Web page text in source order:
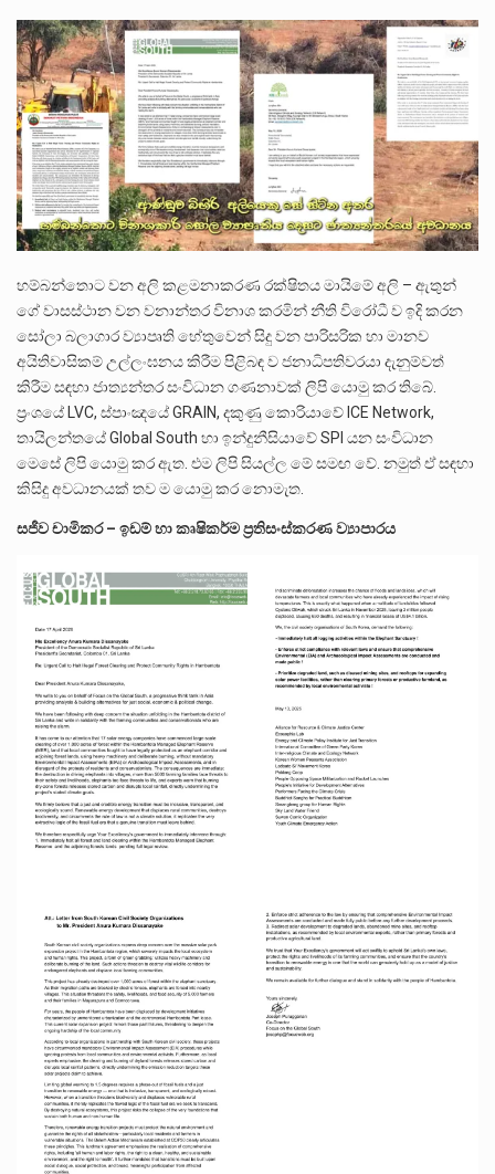
මේ, දන්නා හඳුනන ලියන්නකුගේ නන්නාඳුනන අඩවියක සැරිසරා ලද ආස්වාදනීය මොහොතක සිංහාවලෝකනයකි .කෙටි කවියක දිගු බර…
වත්මන් ආණ්ඩුවේ ප්‍රධාන පාර්ශවකරුවා වන ජනතා විමුක්ති පෙරමුණේ කාලයක පටන් තිබුණු ප්‍රධාන සටන් පාඨයක් වූවේ…
හම්බන්තොට වන අලි කළමනාකරණ රක්ෂිතය මායිමේ අලි – ඇතුන්
ගේ වාසස්ථාන වන වනාන්තර විනාශ කරමින් නීති විරෝධී ව ඉදි කරන
සෝලා බලාගාර ව්‍යාපෘති හේතුවෙන් සිදු වන පාරිසරික හා මානව
අයිතිවාසිකම් උල්ලංඝනය කිරීම පිළිබඳ ව ජනාධිපතිවරයා දැනුම්වත්
කිරීම සඳහා ජාත්‍යන්තර සංවිධාන ගණනාවක් ලිපි යොමු කර තිබේ.
ප්‍රංශයේ LVC, ස්පාංඤයේ GRAIN, දකුණු කොරියාවේ ICE Network,
තායිලන්තයේ Global South හා ඉන්දුනීසියාවේ SPI යන සංවිධාන
මෙසේ ලිපි යොමු කර ඇත. එම ලිපි සියල්ල මේ සමඟ වේ. නමුත් ඒ සඳහා
කිසිදු අවධානයක් තව ම යොමු කර නොමැත.
සජීව චාමිකර – ඉඩම් හා කෘෂිකර්ම ප්‍රතිසංස්කරණ ව්‍යාපාරය